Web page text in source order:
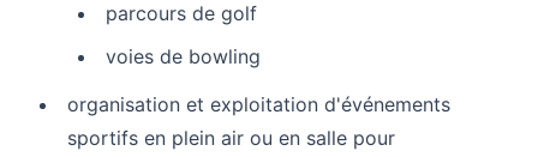
parcours de golf
voies de bowling
organisation et exploitation d'événements
sportifs en plein air ou en salle pour